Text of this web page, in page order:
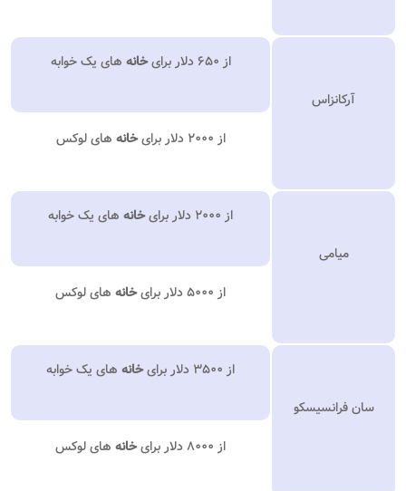
آرکانزاس
از ۶۵۰ دلار برای خانه های یک خوابه
از ۲۰۰۰ دلار برای خانه های لوکس
میامی
از ۲۰۰۰ دلار برای خانه های یک خوابه
از ۵۰۰۰ دلار برای خانه های لوکس
سان فرانسیسکو
از ۳۵۰۰ دلار برای خانه های یک خوابه
از ۸۰۰۰ دلار برای خانه های لوکس